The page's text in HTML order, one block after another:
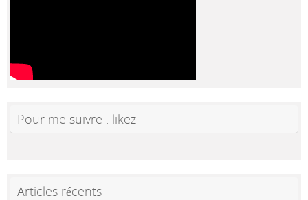
Pour me suivre : likez
Articles récents